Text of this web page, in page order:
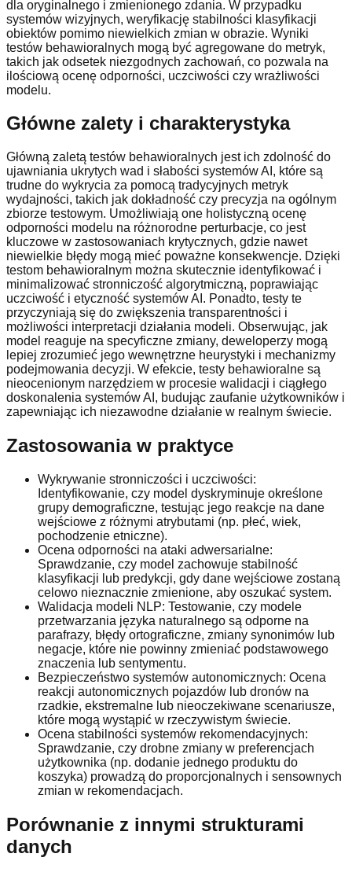
dla oryginalnego i zmienionego zdania. W przypadku
systemów wizyjnych, weryfikację stabilności klasyfikacji
obiektów pomimo niewielkich zmian w obrazie. Wyniki
testów behawioralnych mogą być agregowane do metryk,
takich jak odsetek niezgodnych zachowań, co pozwala na
ilościową ocenę odporności, uczciwości czy wrażliwości
modelu.
Główne zalety i charakterystyka
Główną zaletą testów behawioralnych jest ich zdolność do
ujawniania ukrytych wad i słabości systemów AI, które są
trudne do wykrycia za pomocą tradycyjnych metryk
wydajności, takich jak dokładność czy precyzja na ogólnym
zbiorze testowym. Umożliwiają one holistyczną ocenę
odporności modelu na różnorodne perturbacje, co jest
kluczowe w zastosowaniach krytycznych, gdzie nawet
niewielkie błędy mogą mieć poważne konsekwencje. Dzięki
testom behawioralnym można skutecznie identyfikować i
minimalizować stronniczość algorytmiczną, poprawiając
uczciwość i etyczność systemów AI. Ponadto, testy te
przyczyniają się do zwiększenia transparentności i
możliwości interpretacji działania modeli. Obserwując, jak
model reaguje na specyficzne zmiany, deweloperzy mogą
lepiej zrozumieć jego wewnętrzne heurystyki i mechanizmy
podejmowania decyzji. W efekcie, testy behawioralne są
nieocenionym narzędziem w procesie walidacji i ciągłego
doskonalenia systemów AI, budując zaufanie użytkowników i
zapewniając ich niezawodne działanie w realnym świecie.
Zastosowania w praktyce
Wykrywanie stronniczości i uczciwości:
Identyfikowanie, czy model dyskryminuje określone
grupy demograficzne, testując jego reakcje na dane
wejściowe z różnymi atrybutami (np. płeć, wiek,
pochodzenie etniczne).
Ocena odporności na ataki adwersarialne:
Sprawdzanie, czy model zachowuje stabilność
klasyfikacji lub predykcji, gdy dane wejściowe zostaną
celowo nieznacznie zmienione, aby oszukać system.
Walidacja modeli NLP: Testowanie, czy modele
przetwarzania języka naturalnego są odporne na
parafrazy, błędy ortograficzne, zmiany synonimów lub
negacje, które nie powinny zmieniać podstawowego
znaczenia lub sentymentu.
Bezpieczeństwo systemów autonomicznych: Ocena
reakcji autonomicznych pojazdów lub dronów na
rzadkie, ekstremalne lub nieoczekiwane scenariusze,
które mogą wystąpić w rzeczywistym świecie.
Ocena stabilności systemów rekomendacyjnych:
Sprawdzanie, czy drobne zmiany w preferencjach
użytkownika (np. dodanie jednego produktu do
koszyka) prowadzą do proporcjonalnych i sensownych
zmian w rekomendacjach.
Porównanie z innymi strukturami
danych